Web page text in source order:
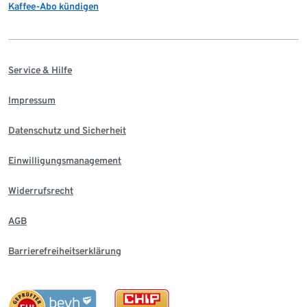
Kaffee-Abo kündigen
Service & Hilfe
Impressum
Datenschutz und Sicherheit
Einwilligungsmanagement
Widerrufsrecht
AGB
Barrierefreiheitserklärung